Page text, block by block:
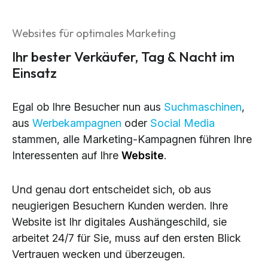
Websites für optimales Marketing
Ihr bester Verkäufer, Tag & Nacht im
Einsatz
Egal ob Ihre Besucher nun aus Suchmaschinen,
aus Werbekampagnen oder Social Media
stammen, alle Marketing-Kampagnen führen Ihre
Interessenten auf Ihre Website.
Und genau dort entscheidet sich, ob aus
neugierigen Besuchern Kunden werden. Ihre
Website ist Ihr digitales Aushängeschild, sie
arbeitet 24/7 für Sie, muss auf den ersten Blick
Vertrauen wecken und überzeugen.